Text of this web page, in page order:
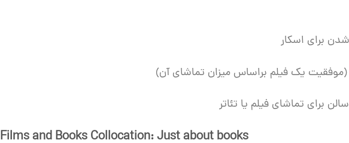
شدن برای اسکار
یک فیلم براساس میزان تماشای آن)
برای تماشای فیلم یا تئاتر
Films and Books Collocation: Just about books